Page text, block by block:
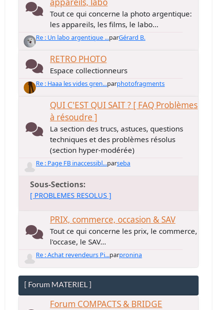
Tout ce qui concerne la photo argentique:
les appareils, les films, le labo...
Re : Un labo argentique ...parGérard B.
RETRO PHOTO
Espace collectionneurs
Re : Haaa les vides gren...parphotofragments
QUI C'EST QUI SAIT ? [ FAQ Problèmes
à résoudre ]
La section des trucs, astuces, questions
techniques et des problèmes résolus
(section hyper-modérée)
Re : Page FB inaccessibl...parseba
Sous-Sections
[ PROBLEMES RESOLUS ]
PRIX, commerce, occasion & SAV
Tout ce qui concerne les prix, le commerce,
l'occase, le SAV...
Re : Achat revendeurs Pi...parpronina
[ Forum MATERIEL ]
Forum COMPACTS & BRIDGE